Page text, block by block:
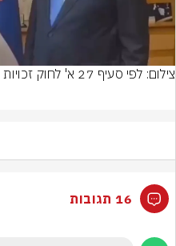
צילום: לפי סעיף 27 א' לחוק זכויות היוצרים
16 תגובות